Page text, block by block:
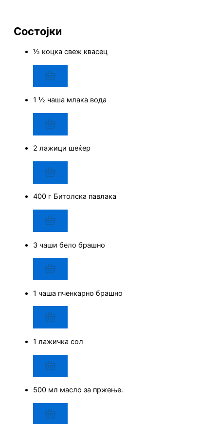
Состојки
½ коцка свеж квасец
1 ½ чаша млака вода
2 лажици шеќер
400 г Битолска павлака
3 чаши бело брашно
1 чаша пченкарно брашно
1 лажичка сол
500 мл масло за пржење.